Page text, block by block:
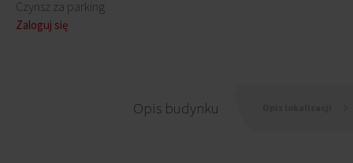
Czynsz za parking
Zaloguj się
Opis budynku